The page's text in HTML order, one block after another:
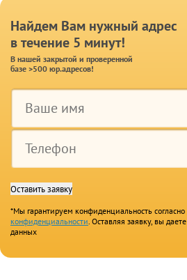
Найдем Вам нужный адрес
в течение 5 минут!
В нашей закрытой и проверенной
базе >500 юр.адресов!
*Мы гарантируем конфиденциальность согласно
конфиденциальности. Оставляя заявку, вы даете
данных